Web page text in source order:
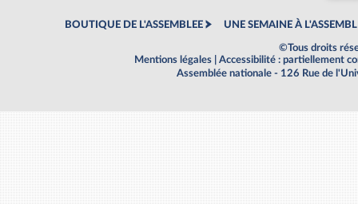
BOUTIQUE DE L'ASSEMBLEE UNE SEMAINE À
©Tous droits
Mentions légales
Accessibilité : partiellement
Assemblée nationale - 126 Rue de